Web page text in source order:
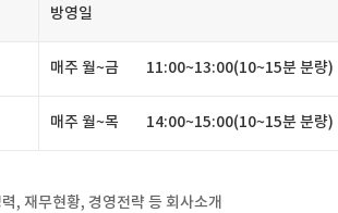
방영일
매주월~금 11:00~13:00(10~15분분량)
매주월~목 14:00~15:00(10~15분분량)
,재무현황,경영전략등회사소개